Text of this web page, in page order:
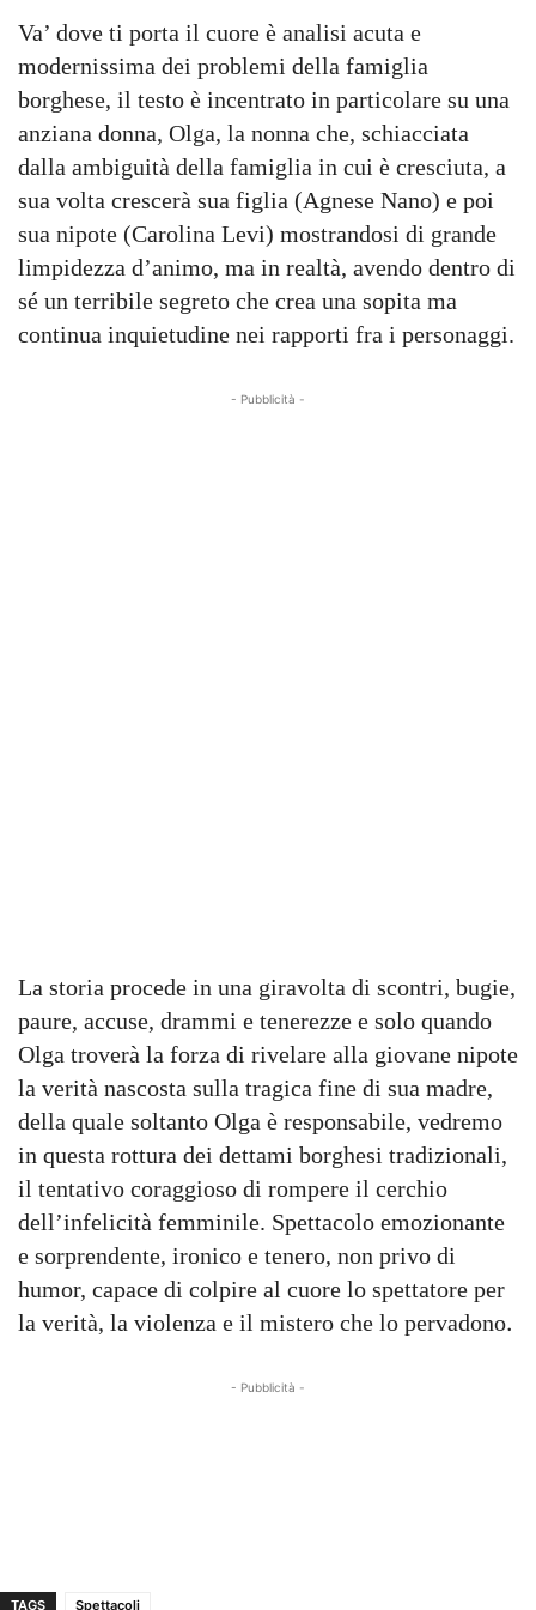
Va’ dove ti porta il cuore è analisi acuta e
modernissima dei problemi della famiglia
borghese, il testo è incentrato in particolare su una
anziana donna, Olga, la nonna che, schiacciata
dalla ambiguità della famiglia in cui è cresciuta, a
sua volta crescerà sua figlia (Agnese Nano) e poi
sua nipote (Carolina Levi) mostrandosi di grande
limpidezza d’animo, ma in realtà, avendo dentro di
sé un terribile segreto che crea una sopita ma
continua inquietudine nei rapporti fra i personaggi.
- Pubblicità -
La storia procede in una giravolta di scontri, bugie,
paure, accuse, drammi e tenerezze e solo quando
Olga troverà la forza di rivelare alla giovane nipote
la verità nascosta sulla tragica fine di sua madre,
della quale soltanto Olga è responsabile, vedremo
in questa rottura dei dettami borghesi tradizionali,
il tentativo coraggioso di rompere il cerchio
dell’infelicità femminile. Spettacolo emozionante
e sorprendente, ironico e tenero, non privo di
humor, capace di colpire al cuore lo spettatore per
la verità, la violenza e il mistero che lo pervadono.
- Pubblicità -
TAGS Spettacoli